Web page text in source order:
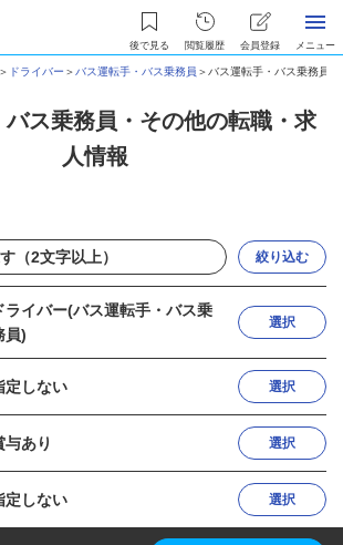
後で見る 閲覧履歴 会員登録 メニュー
＞ ドライバー ＞ バス運転手・バス乗務員 ＞ バス運転手・バス乗務員
ス乗務員・その他の転職・求
人情報
絞り込む
ライバー(バス運転手・バス乗
員)
選択
定しない 選択
与あり 選択
定しない 選択